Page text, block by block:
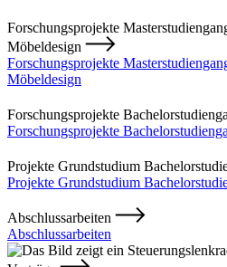
Forschungsprojekte
Möbeldesign
Forschungsprojekte
Möbeldesign
Forschungsprojekte
Forschungsprojekte
Projekte Grundstudium
Projekte Grundstudium
Abschlussarbeiten
Abschlussarbeiten